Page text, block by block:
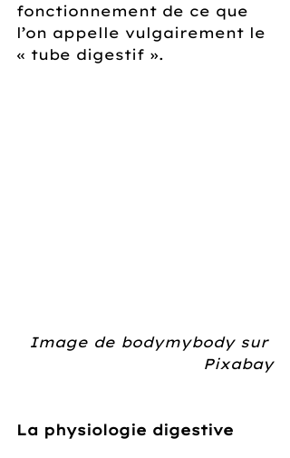
fonctionnement de ce que
l’on appelle vulgairement le
« tube digestif ».
Image de bodymybody sur
Pixabay
La physiologie digestive